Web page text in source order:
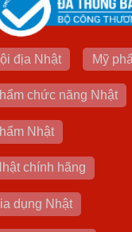
địa Nhật Mỹ
chức năng Nhật
Nhật
chính hãng
dụng Nhật